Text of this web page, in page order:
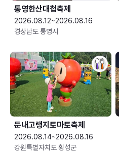
통영한산대첩축제
2026.08.12~2026.08.16
경상남도 통영시
둔내고랭지토마토축제
2026.08.14~2026.08.16
강원특별자치도 횡성군